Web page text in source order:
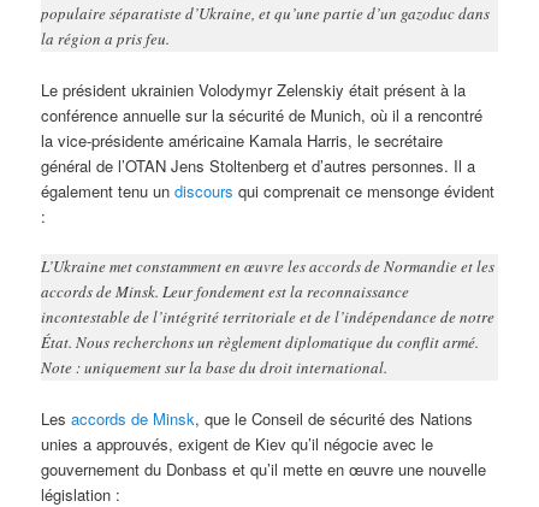
populaire séparatiste d’Ukraine, et qu’une partie d’un gazoduc dans
la région a pris feu.
Le président ukrainien Volodymyr Zelenskiy était présent à la
conférence annuelle sur la sécurité de Munich, où il a rencontré
la vice-présidente américaine Kamala Harris, le secrétaire
général de l’OTAN Jens Stoltenberg et d’autres personnes. Il a
également tenu undiscours qui comprenait ce mensonge évident
:
L’Ukraine met constamment en œuvre les accords de Normandie et les
accords de Minsk. Leur fondement est la reconnaissance
incontestable de l’intégrité territoriale et de l’indépendance de notre
État. Nous recherchons un règlement diplomatique du conflit armé.
Note : uniquement sur la base du droit international.
Lesaccords de Minsk, que le Conseil de sécurité des Nations
unies a approuvés, exigent de Kiev qu’il négocie avec le
gouvernement du Donbass et qu’il mette en œuvre une nouvelle
législation :